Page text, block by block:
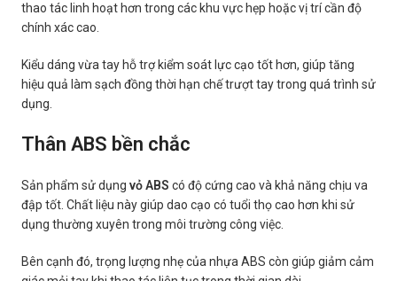
thao tác linh hoạt hơn trong các khu vực hẹp hoặc vị trí cần độ
chính xác cao.
Kiểu dáng vừa tay hỗ trợ kiểm soát lực cạo tốt hơn, giúp tăng
hiệu quả làm sạch đồng thời hạn chế trượt tay trong quá trình sử
dụng.
Thân ABS bền chắc
Sản phẩm sử dụng vỏ ABS có độ cứng cao và khả năng chịu va
đập tốt. Chất liệu này giúp dao cạo có tuổi thọ cao hơn khi sử
dụng thường xuyên trong môi trường công việc.
Bên cạnh đó, trọng lượng nhẹ của nhựa ABS còn giúp giảm cảm